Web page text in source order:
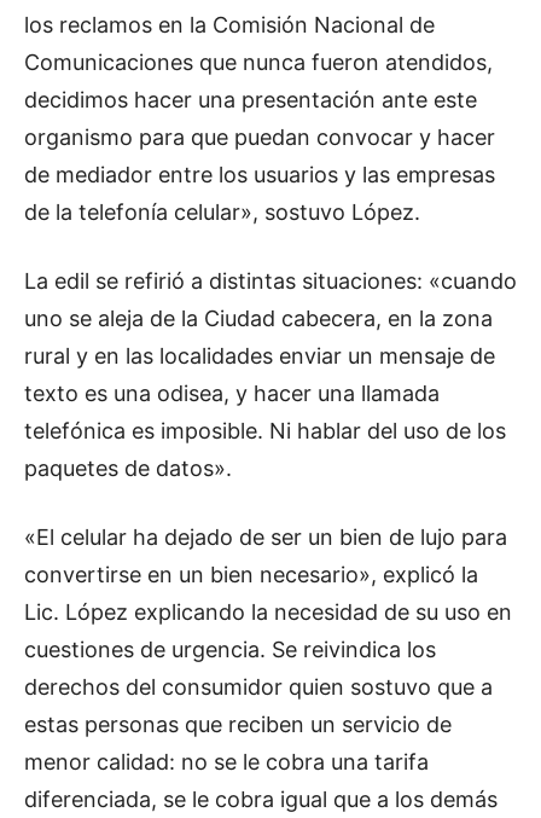
los reclamos en la Comisión Nacional de
Comunicaciones que nunca fueron atendidos,
decidimos hacer una presentación ante este
organismo para que puedan convocar y hacer
de mediador entre los usuarios y las empresas
de la telefonía celular», sostuvo López.
La edil se refirió a distintas situaciones: «cuando
uno se aleja de la Ciudad cabecera, en la zona
rural y en las localidades enviar un mensaje de
texto es una odisea, y hacer una llamada
telefónica es imposible. Ni hablar del uso de los
paquetes de datos».
«El celular ha dejado de ser un bien de lujo para
convertirse en un bien necesario», explicó la
Lic. López explicando la necesidad de su uso en
cuestiones de urgencia. Se reivindica los
derechos del consumidor quien sostuvo que a
estas personas que reciben un servicio de
menor calidad: no se le cobra una tarifa
diferenciada, se le cobra igual que a los demás